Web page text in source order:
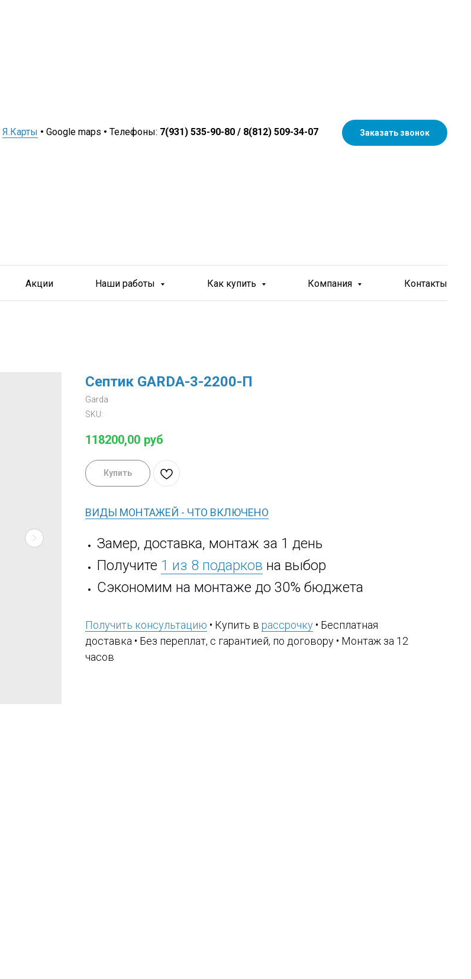
Я.Карты • Google maps • Телефоны: 7(931) 535-90-80 / 8(812) 509-34-07 Заказать звонок
Акции Наши работы Как купить Компания Контакты
Септик GARDA-3-2200-П
Garda
SKU:
118200,00 руб
Купить
ВИДЫ МОНТАЖЕЙ - ЧТО ВКЛЮЧЕНО
Замер, доставка, монтаж за 1 день
Получите 1 из 8 подарков на выбор
Сэкономим на монтаже до 30% бюджета
Получить консультацию • Купить в рассрочку • Бесплатная
доставка • Без переплат, с гарантией, по договору • Монтаж за 12
часов